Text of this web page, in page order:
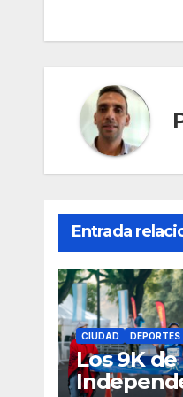
Entrada
CIUDAD DEPORTES
Los 9K de